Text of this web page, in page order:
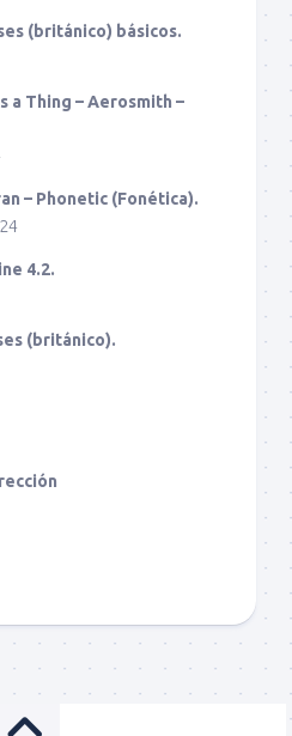
(británico) básicos.
a Thing – Aerosmith –
– Phonetic (Fonética).
4.2.
(británico).